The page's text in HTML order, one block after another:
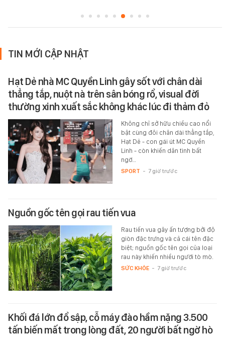
TIN MỚI CẬP NHẬT
Hạt Dẻ nhà MC Quyền Linh gây sốt với chân dài
thẳng tắp, nuột nà trên sân bóng rổ, visual đời
thường xinh xuất sắc không khác lúc đi thảm đỏ
Không chỉ sở hữu chiều cao nổi
bật cùng đôi chân dài thẳng tắp,
Hạt Dẻ - con gái út MC Quyền
Linh - còn khiến dân tình bất
ngờ…
SPORT - 7 giờ trước
Nguồn gốc tên gọi rau tiến vua
Rau tiến vua gây ấn tượng bởi độ
giòn đặc trưng và cả cái tên đặc
biệt; nguồn gốc tên gọi của loại
rau này khiến nhiều người tò mò.
SỨC KHỎE - 7 giờ trước
Khối đá lớn đổ sập, cỗ máy đào hầm nặng 3.500
tấn biến mất trong lòng đất, 20 người bất ngờ hò